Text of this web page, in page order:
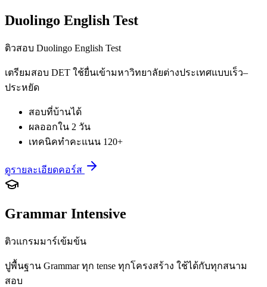
Duolingo English Test
ติวสอบ Duolingo English Test
เตรียมสอบ DET ใช้ยื่นเข้ามหาวิทยาลัยต่างประเทศแบบเร็ว–
ประหยัด
สอบที่บ้านได้
ผลออกใน 2 วัน
เทคนิคทำคะแนน 120+
ดูรายละเอียดคอร์ส
Grammar Intensive
ติวแกรมมาร์เข้มข้น
ปูพื้นฐาน Grammar ทุก tense ทุกโครงสร้าง ใช้ได้กับทุกสนาม
สอบ